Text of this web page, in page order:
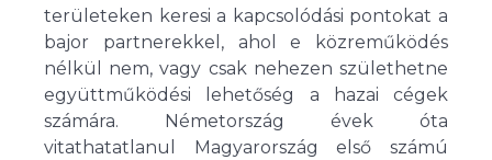
területeken keresi a kapcsolódási pontokat a
bajor partnerekkel, ahol e közreműködés
nélkül nem, vagy csak nehezen születhetne
együttműködési lehetőség a hazai cégek
számára. Németország évek óta
vitathatatlanul Magyarország első számú